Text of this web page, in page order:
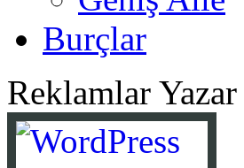
Burçlar
Reklamlar